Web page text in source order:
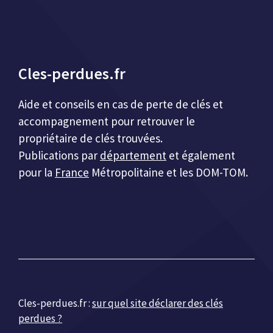
Cles-perdues.fr
Aide et conseils en cas de perte de clés et
accompagnement pour retrouver le
propriétaire de clés trouvées.
Publications par département et également
pour la France Métropolitaine et les DOM-TOM.
Cles-perdues.fr :sur quel site déclarer des clés
perdues ?